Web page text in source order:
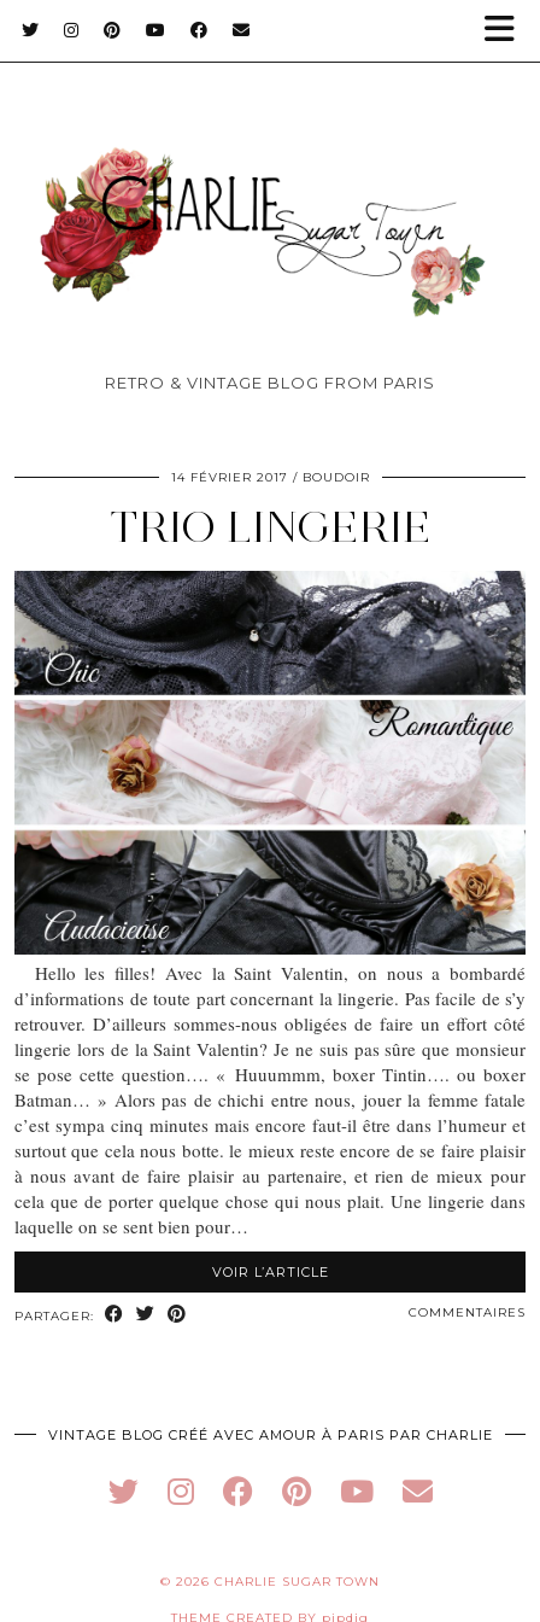
RETRO & VINTAGE BLOG FROM PARIS
14 FÉVRIER 2017 BOUDOIR
TRIO LINGERIE
Hello les filles! Avec la Saint Valentin, on nous a bombardé
d’informations de toute part concernant la lingerie. Pas facile de s’y
retrouver. D’ailleurs sommes-nous obligées de faire un effort côté
lingerie lors de la Saint Valentin? Je ne suis pas sûre que monsieur
se pose cette question…. « Huuummm, boxer Tintin…. ou boxer
Batman… » Alors pas de chichi entre nous, jouer la femme fatale
c’est sympa cinq minutes mais encore faut-il être dans l’humeur et
surtout que cela nous botte. le mieux reste encore de se faire plaisir
à nous avant de faire plaisir au partenaire, et rien de mieux pour
cela que de porter quelque chose qui nous plait. Une lingerie dans
laquelle on se sent bien pour…
VOIR L’ARTICLE
PARTAGER: COMMENTAIRES
VINTAGE BLOG CRÉÉ AVEC AMOUR À PARIS PAR CHARLIE
© 2026 CHARLIE SUGAR TOWN
THEME CREATED BY pipdig